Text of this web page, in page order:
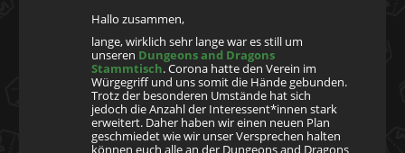
Hallo zusammen,
lange, wirklich sehr lange war es still um
unseren Dungeons and Dragons
Stammtisch. Corona hatte den Verein im
Würgegriff und uns somit die Hände gebunden.
Trotz der besonderen Umstände hat sich
jedoch die Anzahl der Interessent*innen stark
erweitert. Daher haben wir einen neuen Plan
geschmiedet wie wir unser Versprechen halten
können euch alle an der Dungeons and Dragons